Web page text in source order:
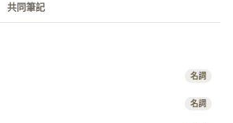
共同筆記
名詞
名詞